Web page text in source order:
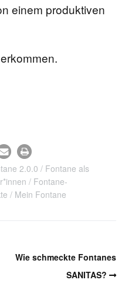
einem produktiven
2.0.0
Fontane als
Fontane-
Mein Fontane
Wie schmeckte Fontanes
SANITAS?